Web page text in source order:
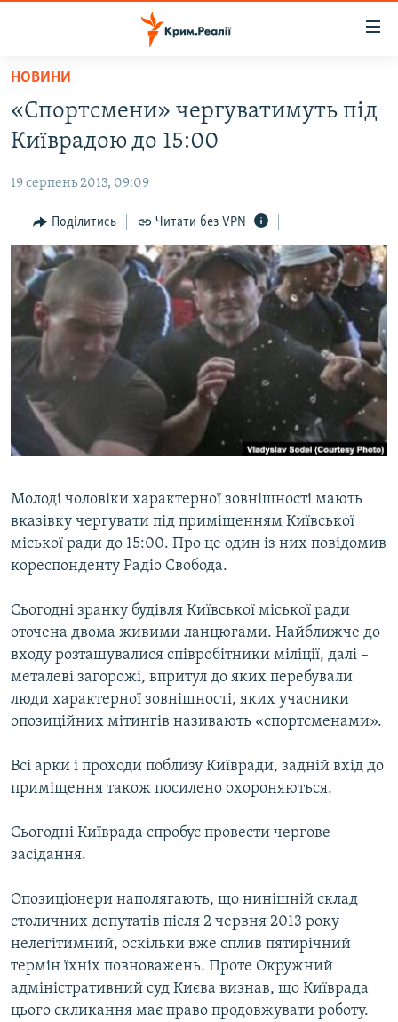
Перейти
основного
матеріалу
Перейти
до
навігації
Перейти
пошуку
ВОДА.КРИМ
ВІДЕО ТА ФОТО
ПОЛІТИКА
БЛОГИ
ПОГЛЯД
ІНТЕРВ'Ю
ВСЕ ЗА ДЕНЬ
СПЕЦПРОЕКТИ
ДЕПОРТАЦІЯ
ВІДЕОУРОКИ «ELIFBE»
СВІДЧЕННЯ ОКУПАЦІЇ
ЯК ОБІЙТИ БЛОКУВАННЯ
Русский
Qırımtatar
ДОЛУЧАЙСЯ!
НОВИНИ
«Спортсмени» чергуватимуть під
Київрадою до 15:00
19 серпень 2013, 09:09
Поділитись Читати без VPN
Молоді чоловіки характерної зовнішності мають
вказівку чергувати під приміщенням Київської
міської ради до 15:00. Про це один із них повідомив
кореспонденту Радіо Свобода.
Сьогодні зранку будівля Київської міської ради
оточена двома живими ланцюгами. Найближче до
входу розташувалися співробітники міліції, далі –
металеві загорожі, впритул до яких перебували
люди характерної зовнішності, яких учасники
опозиційних мітингів називають «спортсменами».
Всі арки і проходи поблизу Київради, задній вхід до
приміщення також посилено охороняються.
Cьогодні Київрада спробує провести чергове
засідання.
Опозиціонери наполягають, що нинішній склад
столичних депутатів після 2 червня 2013 року
нелегітимний, оскільки вже сплив пятирічний
термін їхніх повноважень. Проте Окружний
адміністративний суд Києва визнав, що Київрада
цього скликання має право продовжувати роботу.